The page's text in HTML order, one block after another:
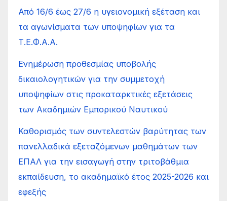
Από 16/6 έως 27/6 η υγειονομική εξέταση και
τα αγωνίσματα των υποψηφίων για τα
Τ.Ε.Φ.Α.Α.
Ενημέρωση προθεσμίας υποβολής
δικαιολογητικών για την συμμετοχή
υποψηφίων στις προκαταρκτικές εξετάσεις
των Ακαδημιών Εμπορικού Ναυτικού
Καθορισμός των συντελεστών βαρύτητας των
πανελλαδικά εξεταζόμενων μαθημάτων των
ΕΠΑΛ για την εισαγωγή στην τριτοβάθμια
εκπαίδευση, το ακαδημαϊκό έτος 2025-2026 και
εφεξής